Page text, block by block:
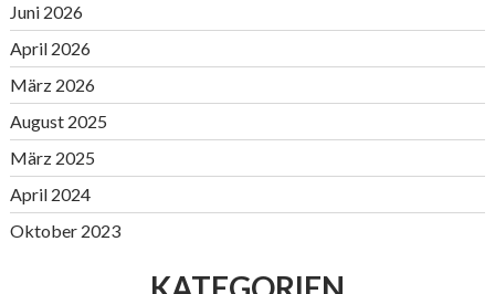
Juni 2026
April 2026
März 2026
August 2025
März 2025
April 2024
Oktober 2023